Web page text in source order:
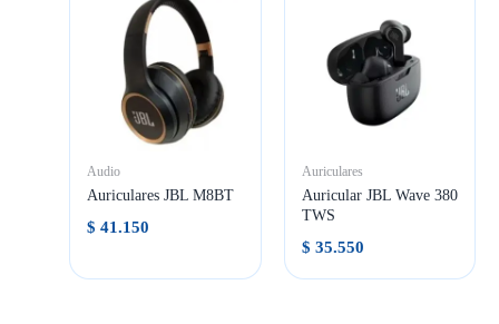
Audio
Auriculares JBL M8BT
$ 41.150
Auriculares
Auricular JBL Wave 380
TWS
$ 35.550